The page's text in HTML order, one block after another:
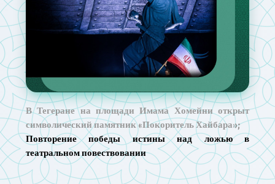
В Тегеране на площади Имама Хомейни открыт
символический памятник «Покоритель Хайбара»;
Повторение победы истины над ложью в
театральном повествовании